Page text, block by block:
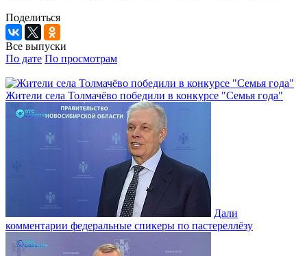
Поделиться
Все выпуски
По дате По просмотрам
Жители села Толмачёво победили в конкурсе "Семья года"
Дали
комментарии федеральные спикеры по пастереллёзу